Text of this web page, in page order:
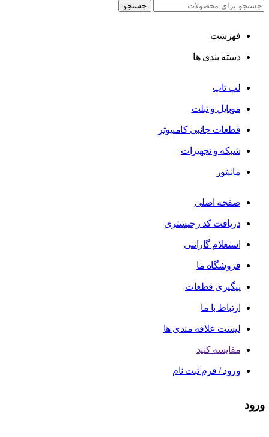
جستجو
فهرست
دسته بندی ها
لپ تاپ
موبایل و تبلت
قطعات جانبی کامپیوتر
شبکه و تجهیزات
مانیتور
صفحه اصلی
دریافت کد رجیستری
استعلام گارانتی
فروشگاه ما
پیگیری قطعات
ارتباط با ما
لیست علاقه مندی ها
مقایسه کنید
ورود / فرم ثبت نام
ورود